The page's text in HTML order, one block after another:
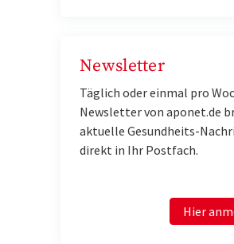
Newsletter
Täglich oder einmal pro
Newsletter von aponet.de
aktuelle Gesundheits-
direkt in Ihr Postfach.
Hier